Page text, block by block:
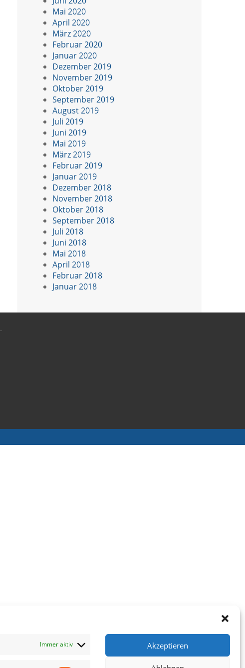
Immer aktiv Akzeptieren
Mai 2020
April 2020
März 2020
Februar 2020
Januar 2020
Dezember 2019
November 2019
Oktober 2019
September 2019
August 2019
Juli 2019
Juni 2019
Mai 2019
März 2019
Februar 2019
Januar 2019
Dezember 2018
November 2018
Oktober 2018
September 2018
Juli 2018
Juni 2018
Mai 2018
April 2018
Februar 2018
Januar 2018